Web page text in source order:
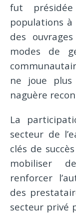
fut
populations
des
modes de
ne joue
naguère
La
secteur de
clés de
mobiliser
renforcer
des
secteur privé